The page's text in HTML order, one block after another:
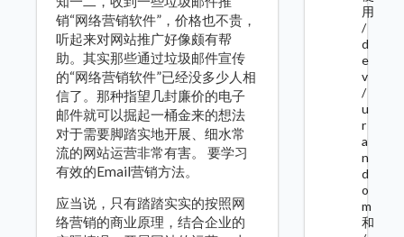
销“网络营销软件”，价格也不贵，
听起来对网站推广好像颇有帮
助。其实那些通过垃圾邮件宣传
的“网络营销软件”已经没多少人相
信了。那种指望几封廉价的电子
邮件就可以掘起一桶金来的想法
对于需要脚踏实地开展、细水常
流的网站运营非常有害。 要学习
有效的Email营销方法。
应当说，只有踏踏实实的按照网
络营销的商业原理，结合企业的
用
/
d
e
v
/
u
r
a
n
d
o
m
和